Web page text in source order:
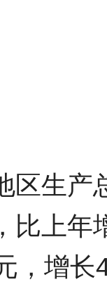
区生产
比上年
，增